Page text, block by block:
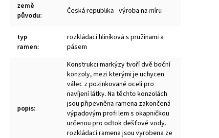
země
původu: Česká republika - výroba na míru
typ
ramen:
rozkládací hliníková s pružinami a
pásem
popis:
Konstrukci markýzy tvoří dvě boční
konzoly, mezi kterými je uchycen
válec z pozinkované oceli pro
navíjení látky. Na těchto konzolách
jsou připevněna ramena zakončená
výpadovým profi lem s okapničkou
určenou pro odtok dešťové vody.
rozkládací ramena jsou vyrobena ze